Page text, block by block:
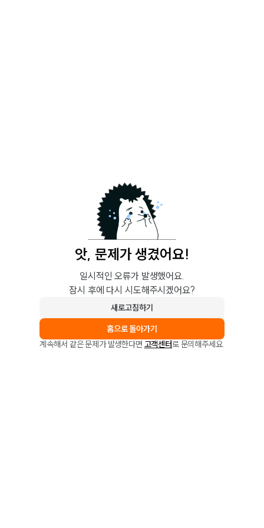
앗, 문제가 생겼어요!
일시적인 오류가 발생했어요.
잠시 후에 다시 시도해주시겠어요?
새로고침하기
홈으로 돌아가기
계속해서 같은 문제가 발생한다면 고객센터로 문의해주세요.